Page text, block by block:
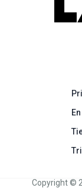
Copyright ©